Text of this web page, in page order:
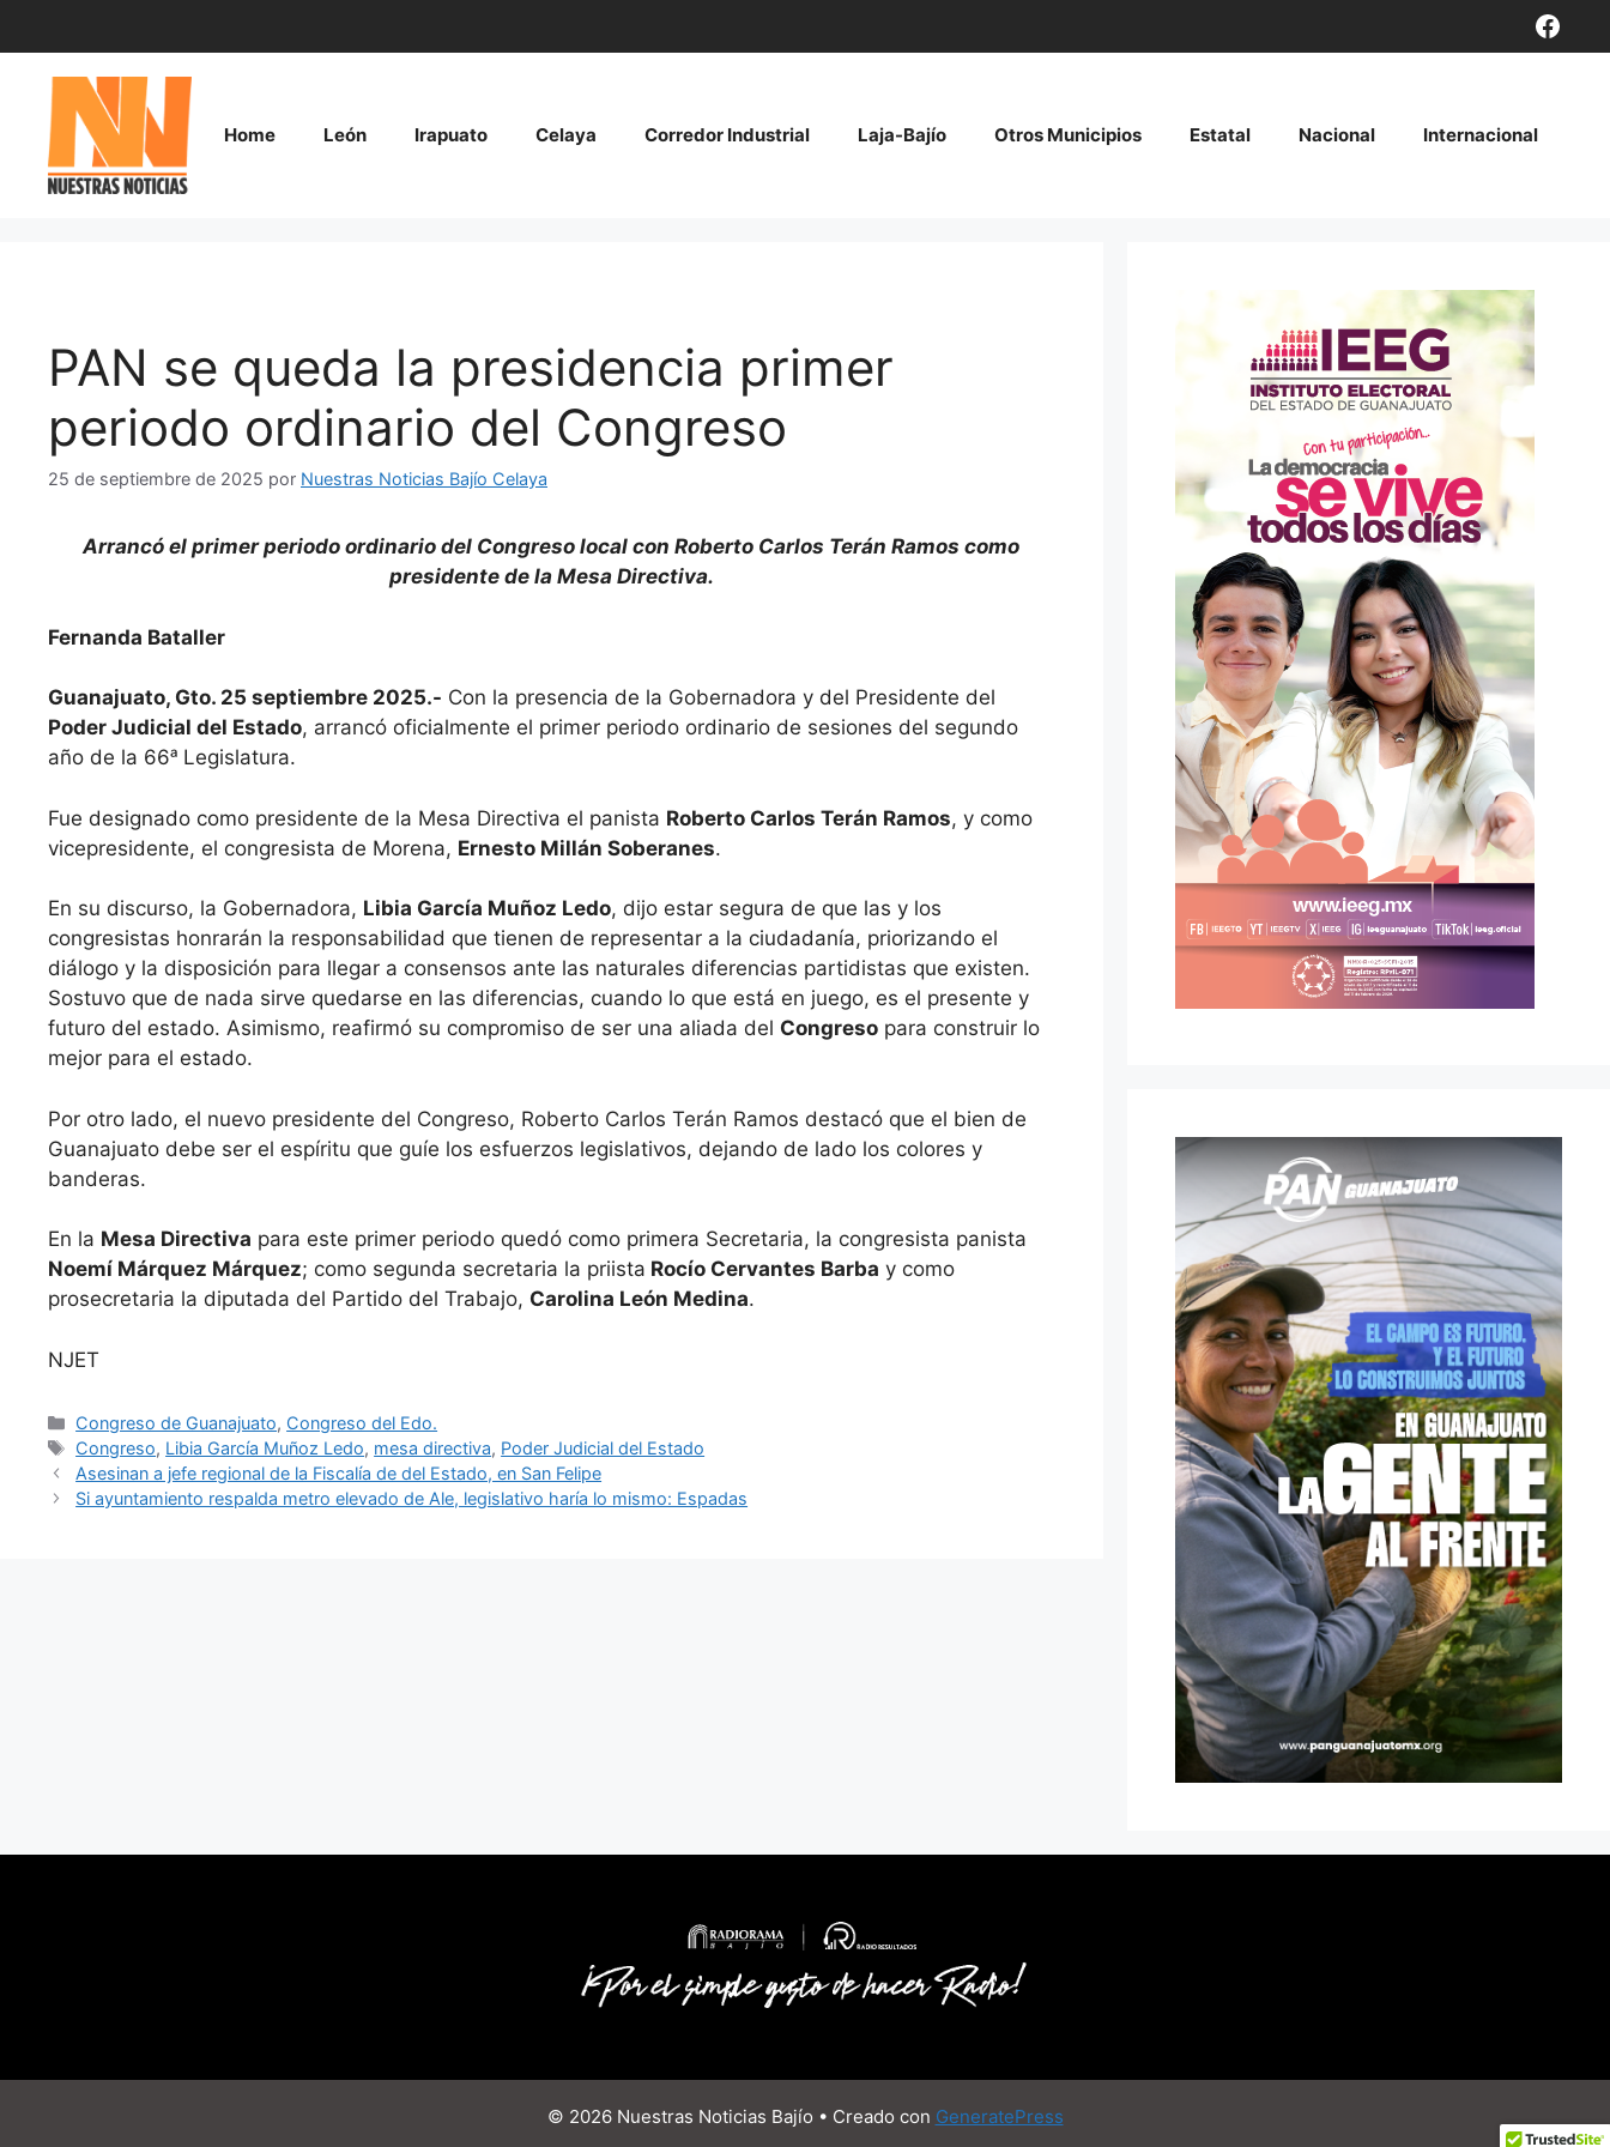
contenido
Home León Irapuato Celaya Corredor Industrial Laja-Bajío Otros Municipios Estatal Nacional Internacional
PAN se queda la presidencia primer
periodo ordinario del Congreso
25 de septiembre de 2025 por Nuestras Noticias Bajío Celaya
Arrancó el primer periodo ordinario del Congreso local con Roberto Carlos Terán Ramos como
presidente de la Mesa Directiva.
Fernanda Bataller
Guanajuato, Gto. 25 septiembre 2025.- Con la presencia de la Gobernadora y del Presidente del
Poder Judicial del Estado, arrancó oficialmente el primer periodo ordinario de sesiones del segundo
año de la 66ᵃ Legislatura.
Fue designado como presidente de la Mesa Directiva el panista Roberto Carlos Terán Ramos, y como
vicepresidente, el congresista de Morena, Ernesto Millán Soberanes.
En su discurso, la Gobernadora, Libia García Muñoz Ledo, dijo estar segura de que las y los
congresistas honrarán la responsabilidad que tienen de representar a la ciudadanía, priorizando el
diálogo y la disposición para llegar a consensos ante las naturales diferencias partidistas que existen.
Sostuvo que de nada sirve quedarse en las diferencias, cuando lo que está en juego, es el presente y
futuro del estado. Asimismo, reafirmó su compromiso de ser una aliada del Congreso para construir lo
mejor para el estado.
Por otro lado, el nuevo presidente del Congreso, Roberto Carlos Terán Ramos destacó que el bien de
Guanajuato debe ser el espíritu que guíe los esfuerzos legislativos, dejando de lado los colores y
banderas.
En la Mesa Directiva para este primer periodo quedó como primera Secretaria, la congresista panista
Noemí Márquez Márquez; como segunda secretaria la priista Rocío Cervantes Barba y como
prosecretaria la diputada del Partido del Trabajo, Carolina León Medina.
NJET
Categorías
Congreso de Guanajuato, Congreso del Edo.
Etiquetas
Congreso, Libia García Muñoz Ledo, mesa directiva, Poder Judicial del Estado
Asesinan a jefe regional de la Fiscalía de del Estado, en San Felipe
Si ayuntamiento respalda metro elevado de Ale, legislativo haría lo mismo: Espadas
© 2026 Nuestras Noticias Bajío • Creado con GeneratePress